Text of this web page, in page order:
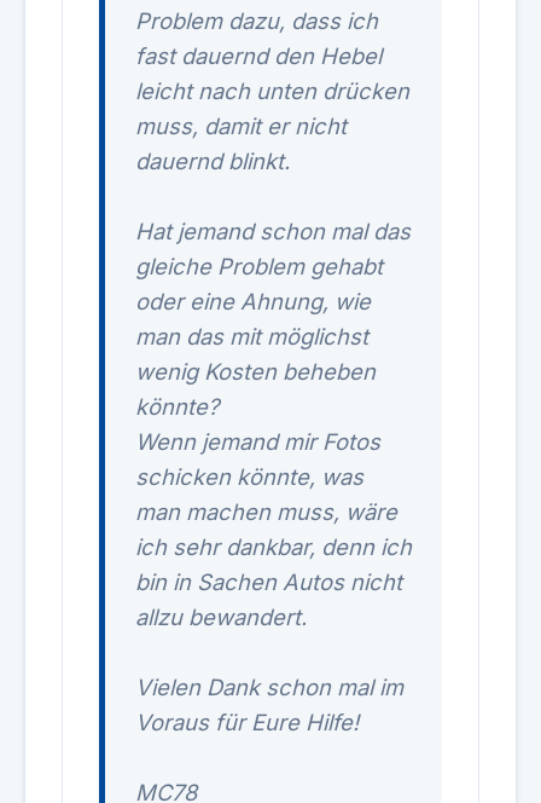
Problem dazu, dass ich
fast dauernd den Hebel
leicht nach unten drücken
muss, damit er nicht
dauernd blinkt.
Hat jemand schon mal das
gleiche Problem gehabt
oder eine Ahnung, wie
man das mit möglichst
wenig Kosten beheben
könnte?
Wenn jemand mir Fotos
schicken könnte, was
man machen muss, wäre
ich sehr dankbar, denn ich
bin in Sachen Autos nicht
allzu bewandert.
Vielen Dank schon mal im
Voraus für Eure Hilfe!
MC78